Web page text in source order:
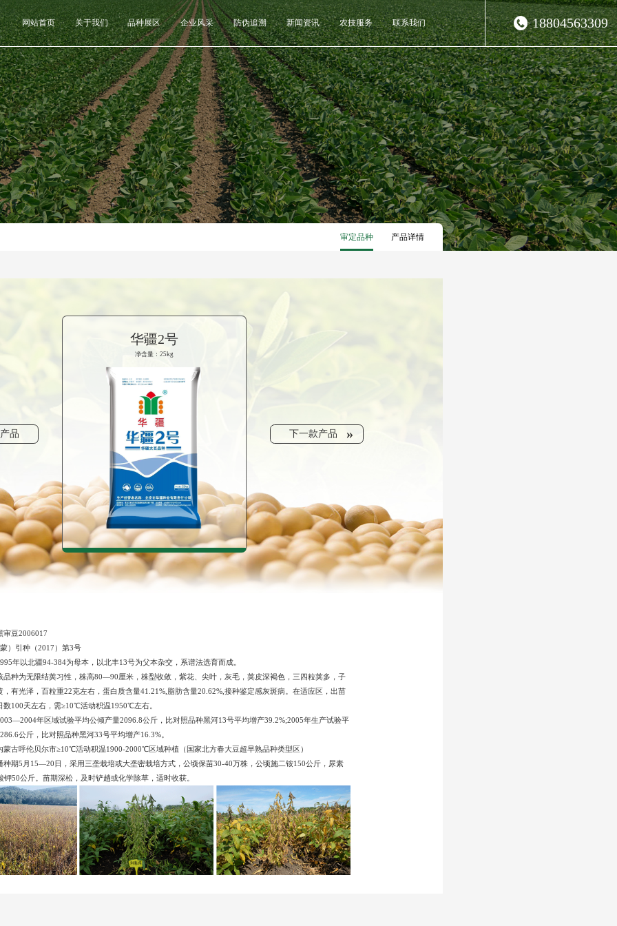
网站首页 关于我们 品种展区 企业风采 防伪追溯 新闻资讯 农技服务 联系我们 18804563309
审定品种 产品详情
品
华疆2号
净含量：25kg
下一款产品 »
审豆2006017
）引种（2017）第3号
年以北疆94-384为母本，以北丰13号为父本杂交，系谱法选育而成。
品种为无限结荚习性，株高80—90厘米，株型收敛，紫花、尖叶，灰毛，荚皮深褐色，三四粒荚多，子
，有光泽，百粒重22克左右，蛋白质含量41.21%,脂肪含量20.62%,接种鉴定感灰斑病。在适应区，出苗
数100天左右，需≥10℃活动积温1950℃左右。
年区域试验平均公倾产量2096.8公斤，比对照品种黑河13号平均增产39.2%;2005年生产试验平
公斤，比对照品种黑河33号平均增产16.3%。
蒙古呼伦贝尔市≥10℃活动积温1900-2000℃区域种植（国家北方春大豆超早熟品种类型区）
种期5月15—20日，采用三垄栽培或大垄密栽培方式，公顷保苗30-40万株，公顷施二铵150公斤，尿素
钾50公斤。苗期深松，及时铲趟或化学除草，适时收获。